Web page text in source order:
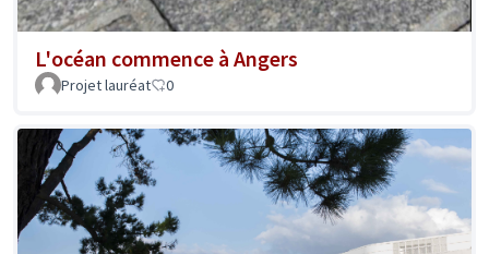
L'océan commence à Angers
Projet lauréat 0